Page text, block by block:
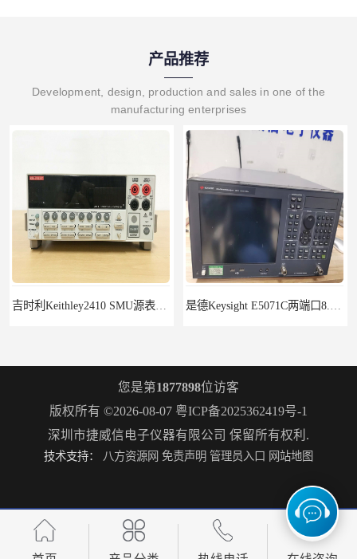
产品推荐
Development, design, production and sales in one of the
manufacturing enterprises
R&S罗德与施瓦茨FSH18频谱分析仪FSH20 罗德施瓦茨ZNB8矢量网络分析仪2个端口9kHz-8.5GHz
您是第1877898位访客
版权所有 ©2026-08-07 粤ICP备2025362419号-1
深圳市捷威信电子仪器有限公司 保留所有权利.
技术支持： 八方资源网 免责声明 管理员入口 网站地图